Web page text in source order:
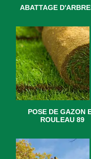
ABATTAGE
POSE DE GAZON
ROULEAU 89